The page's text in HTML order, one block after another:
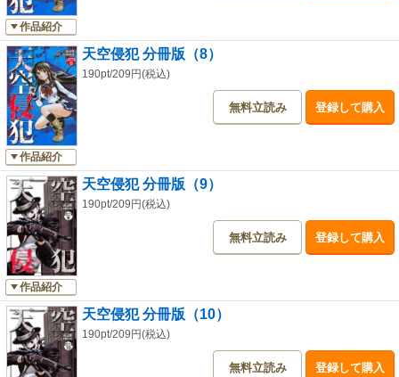
作品紹介
作品紹介
天空侵犯 分冊版（8）
190pt/209円(税込)
無料立読み 登録して購入
作品紹介
天空侵犯 分冊版（9）
190pt/209円(税込)
無料立読み 登録して購入
天空侵犯 分冊版（10）
190pt/209円(税込)
無料立読み 登録して購入